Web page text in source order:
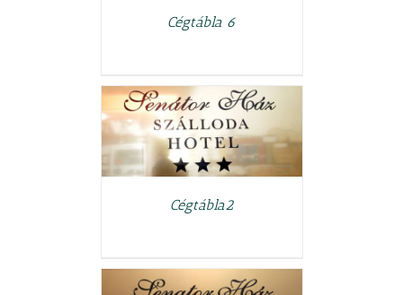
Cégtábla 6
Cégtábla2